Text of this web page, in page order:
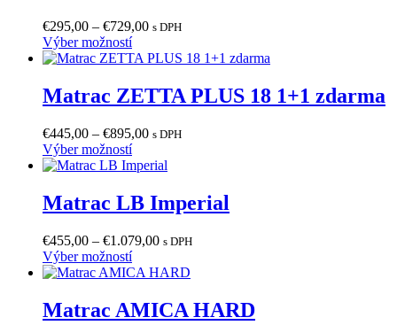
€295,00 – €729,00Price
€295,00
€729,00
s DPH
Výber možnostíTento
produkt
viacero
variantov.
si
môžete
vybrať
stránke
produktu.
Matrac ZETTA PLUS 18 1+1 zdarma
€445,00 – €895,00Price
€445,00
€895,00
s DPH
Výber možnostíTento
produkt
viacero
variantov.
si
môžete
vybrať
stránke
produktu.
Matrac LB Imperial
€455,00 – €1.079,00Price
€455,00
€1.079,00
s DPH
Výber možnostíTento
produkt
viacero
variantov.
Matrac AMICA HARD